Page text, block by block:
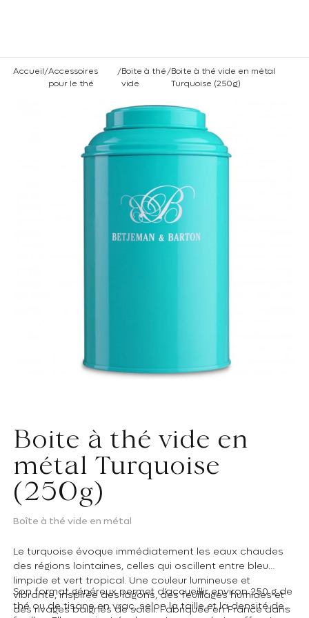
Accueil/Accessoires
pour le thé
/Boite à thé
vide
/Boite à thé vide en métal
Turquoise (250g)
Boite à thé vide en
métal Turquoise
(250g)
Boîte à thé vide en métal
Le turquoise évoque immédiatement les eaux chaudes
des régions lointaines, celles qui oscillent entre bleu
limpide et vert tropical. Une couleur lumineuse et
vibrante, inspirée des lagons, des feuillages humides et
des rivages baignés de soleil. Fabriquée en France dans
Son format généreux permet d’accueillir environ 250 g de
thé ou de tisane en vrac, selon la taille et la densité des